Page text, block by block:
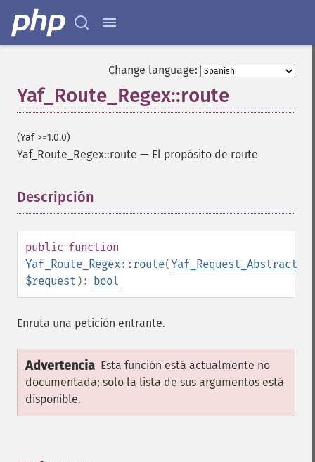
Change language:
Yaf_Route_Regex::route
(Yaf >=1.0.0)
Yaf_Route_Regex::route — El propósito de route
Descripción
public function
Yaf_Route_Regex::route(Yaf_Request_Abstract
$request ): bool
Enruta una petición entrante.
Advertencia Esta función está actualmente no
documentada; solo la lista de sus argumentos está
disponible.